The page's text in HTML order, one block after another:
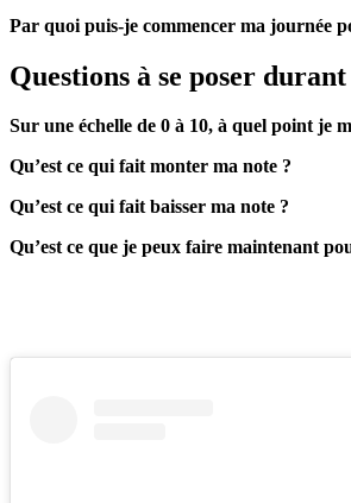
Par quoi puis-je commencer ma journée
Questions à se poser
Sur une échelle de 0 à 10, à quel point je
Qu’est ce qui fait monter ma note ?
Qu’est ce qui fait baisser ma note ?
Qu’est ce que je peux faire maintenant